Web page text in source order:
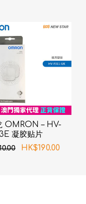
OMRON – HV-
凝胶贴片
HK$190.00